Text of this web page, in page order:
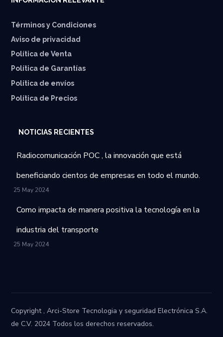
Términos y Condiciones
Aviso de privacidad
Política de Venta
Política de Garantías
⁠Política de envíos
Política de Precios
NOTICIAS RECIENTES
Radiocomunicación POC , la innovación que está
beneficiando cientos de empresas en todo el mundo.
25 May 2024
Como impacta de manera positiva la tecnología en la
industria del transporte
25 May 2024
Copyright , Arci-Store Tecnologia y seguridad Electrónica S.A.
de C.V. 2024 Todos los derechos reservados.